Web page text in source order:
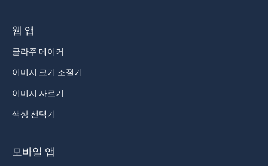
웹 앱
콜라주 메이커
이미지 크기 조절기
이미지 자르기
색상 선택기
모바일 앱